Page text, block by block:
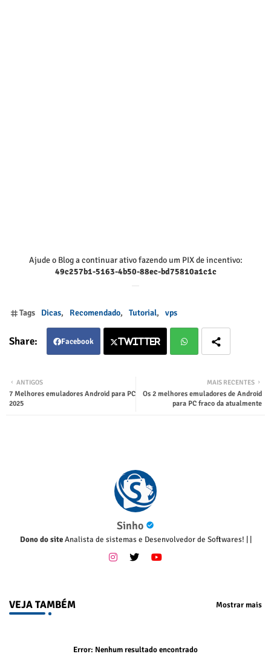
Ajude o Blog a continuar ativo fazendo um PIX de incentivo:
49c257b1-5163-4b50-88ec-bd75810a1c1c
Tags Dicas Recomendado Tutorial vps
Facebook Twitter
Twitter
tsap
MAIS RECENTES
Os 2 melhores emuladores de Android
para PC fraco da atualmente
ANTIGOS
7 Melhores emuladores Android para PC
2025
Sinho
Dono do site Analista de sistemas e Desenvolvedor de Softwares!
VEJA TAMBÉM Mostrar mais
Error: Nenhum resultado encontrado